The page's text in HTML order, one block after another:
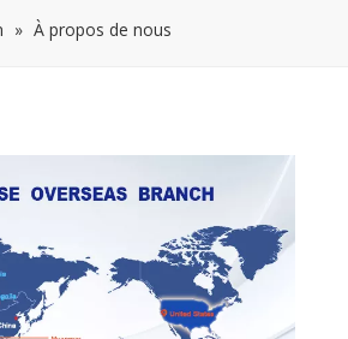
» À propos de nous